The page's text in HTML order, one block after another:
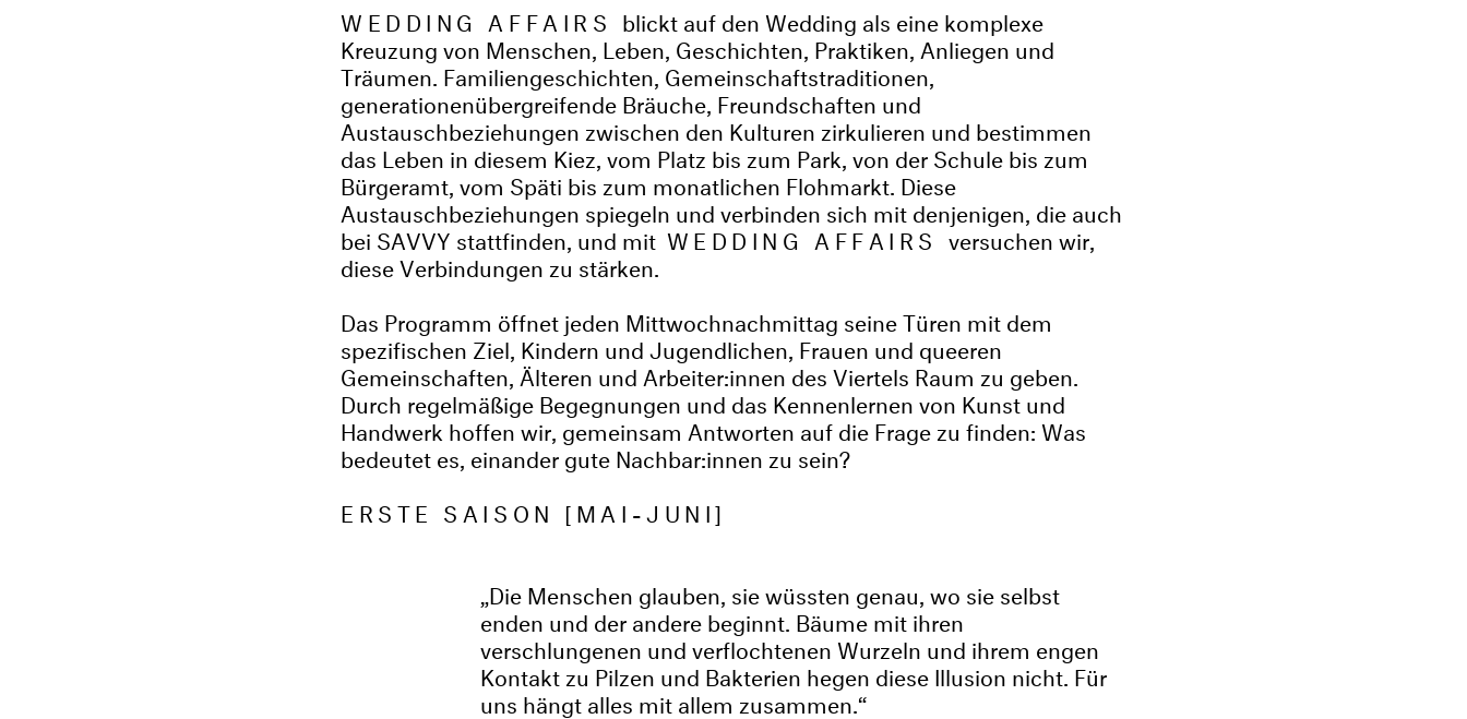
WEDDING AFFAIRS blickt auf den Wedding als eine komplexe
Kreuzung von Menschen, Leben, Geschichten, Praktiken, Anliegen und
Träumen. Familiengeschichten, Gemeinschaftstraditionen,
generationenübergreifende Bräuche, Freundschaften und
Austauschbeziehungen zwischen den Kulturen zirkulieren und bestimmen
das Leben in diesem Kiez, vom Platz bis zum Park, von der Schule bis zum
Bürgeramt, vom Späti bis zum monatlichen Flohmarkt. Diese
Austauschbeziehungen spiegeln und verbinden sich mit denjenigen, die auch
bei SAVVY stattfinden, und mit WEDDING AFFAIRS versuchen wir,
diese Verbindungen zu stärken.
Das Programm öffnet jeden Mittwochnachmittag seine Türen mit dem
spezifischen Ziel, Kindern und Jugendlichen, Frauen und queeren
Gemeinschaften, Älteren und Arbeiter:innen des Viertels Raum zu geben.
Durch regelmäßige Begegnungen und das Kennenlernen von Kunst und
Handwerk hoffen wir, gemeinsam Antworten auf die Frage zu finden: Was
bedeutet es, einander gute Nachbar:innen zu sein?
ERSTE SAISON [MAI-JUNI]
Die Menschen glauben, sie wüssten genau, wo sie selbst
enden und der andere beginnt. Bäume mit ihren
verschlungenen und verflochtenen Wurzeln und ihrem engen
Kontakt zu Pilzen und Bakterien hegen diese Illusion nicht. Für
uns hängt alles mit allem zusammen.